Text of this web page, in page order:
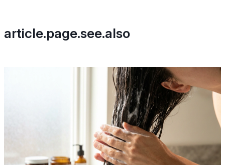
article.page.see.also